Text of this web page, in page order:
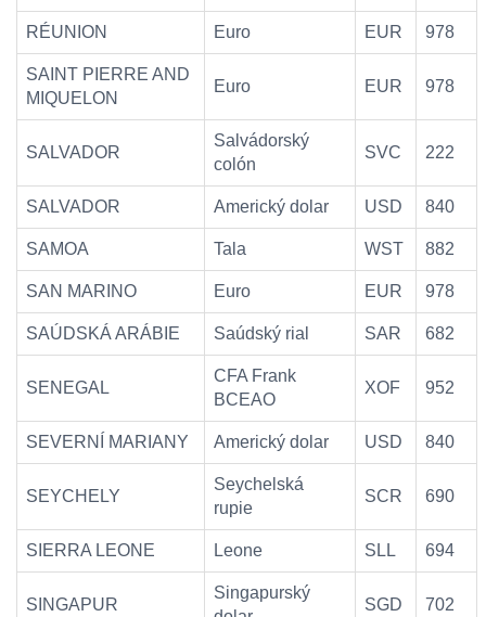
RÉUNION Euro EUR 978
SAINT PIERRE AND
MIQUELON
Euro EUR 978
SALVADOR
Salvádorský
colón
SVC 222
SALVADOR Americký dolar USD 840
SAMOA Tala WST 882
SAN MARINO Euro EUR 978
SAÚDSKÁ ARÁBIE Saúdský rial SAR 682
SENEGAL
CFA Frank
BCEAO
XOF 952
SEVERNÍ MARIANY Americký dolar USD 840
SEYCHELY
Seychelská
rupie
SCR 690
SIERRA LEONE Leone SLL 694
SINGAPUR
Singapurský
SGD 702